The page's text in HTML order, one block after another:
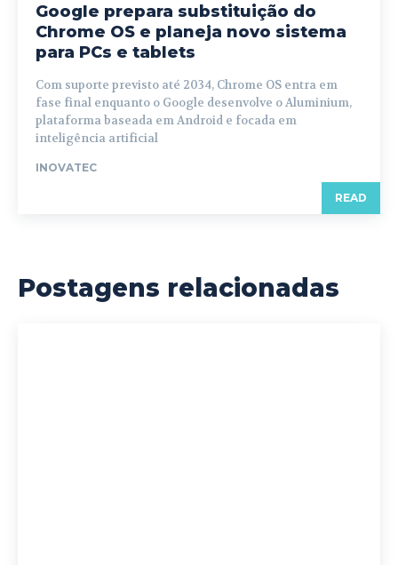
Google prepara substituição do
Chrome OS e planeja novo sistema
para PCs e tablets
Com suporte previsto até 2034, Chrome OS entra em
fase final enquanto o Google desenvolve o Aluminium,
plataforma baseada em Android e focada em
inteligência artificial
INOVATEC
READ
Postagens relacionadas